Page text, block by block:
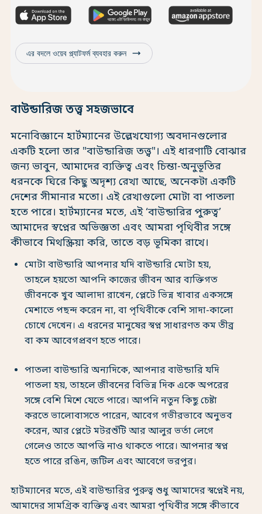
এর বদলে ওয়েব প্ল্যাটফর্ম ব্যবহার করুন trending_flat
বাউন্ডারিজ তত্ত্ব সহজভাবে
মনোবিজ্ঞানে হার্টম্যানের উল্লেখযোগ্য অবদানগুলোর
একটি হলো তার "বাউন্ডারিজ তত্ত্ব"। এই ধারণাটি বোঝার
জন্য ভাবুন, আমাদের ব্যক্তিত্ব এবং চিন্তা-অনুভূতির
ধরনকে ঘিরে কিছু অদৃশ্য রেখা আছে, অনেকটা একটি
দেশের সীমানার মতো। এই রেখাগুলো মোটা বা পাতলা
হতে পারে। হার্টম্যানের মতে, এই ‘বাউন্ডারির পুরুত্ব’
আমাদের স্বপ্নের অভিজ্ঞতা এবং আমরা পৃথিবীর সঙ্গে
কীভাবে মিথস্ক্রিয়া করি, তাতে বড় ভূমিকা রাখে।
মোটা বাউন্ডারি আপনার যদি বাউন্ডারি মোটা হয়,
তাহলে হয়তো আপনি কাজের জীবন আর ব্যক্তিগত
জীবনকে খুব আলাদা রাখেন, প্লেটে ভিন্ন খাবার একসঙ্গে
মেশাতে পছন্দ করেন না, বা পৃথিবীকে বেশি সাদা-কালো
চোখে দেখেন। এ ধরনের মানুষের স্বপ্ন সাধারণত কম তীব্র
বা কম আবেগপ্রবণ হতে পারে।
পাতলা বাউন্ডারি অন্যদিকে, আপনার বাউন্ডারি যদি
পাতলা হয়, তাহলে জীবনের বিভিন্ন দিক একে অপরের
সঙ্গে বেশি মিশে যেতে পারে। আপনি নতুন কিছু চেষ্টা
করতে ভালোবাসতে পারেন, আবেগ গভীরভাবে অনুভব
করেন, আর প্লেটে মটরশুঁটি আর আলুর ভর্তা লেগে
গেলেও তাতে আপত্তি নাও থাকতে পারে। আপনার স্বপ্ন
হতে পারে রঙিন, জটিল এবং আবেগে ভরপুর।
হার্টম্যানের মতে, এই বাউন্ডারির পুরুত্ব শুধু আমাদের স্বপ্নেই নয়,
আমাদের সামগ্রিক ব্যক্তিত্ব এবং আমরা পৃথিবীর সঙ্গে কীভাবে